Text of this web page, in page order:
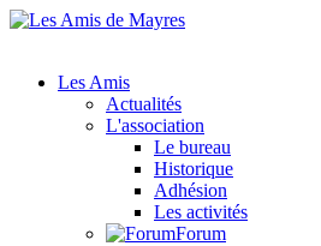
Les Amis
Actualités
L'association
Le bureau
Historique
Adhésion
Les activités
Forum